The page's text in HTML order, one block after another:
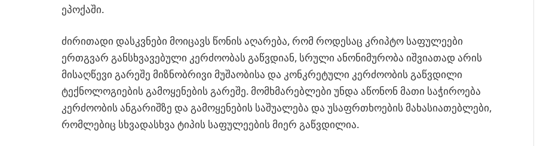
ეპოქაში.
ძირითადი დასკვნები მოიცავს წონის აღარება, რომ როდესაც კრიპტო საფულეები
ერთგვარ განსხვავებული კერძოობას გაწვდიან, სრული ანონიმურობა იშვიათად არის
მისაღწევი გარეშე მიზნობრივი მუშაობისა და კონკრეტული კერძოობის გაწვდილი
ტექნოლოგიების გამოყენების გარეშე. მომხმარებლები უნდა აწონონ მათი საჭიროება
კერძოობის ანგარიშზე და გამოყენების საშუალება და უსაფრთხოების მახასიათებლები,
რომლებიც სხვადასხვა ტიპის საფულეების მიერ გაწვდილია.